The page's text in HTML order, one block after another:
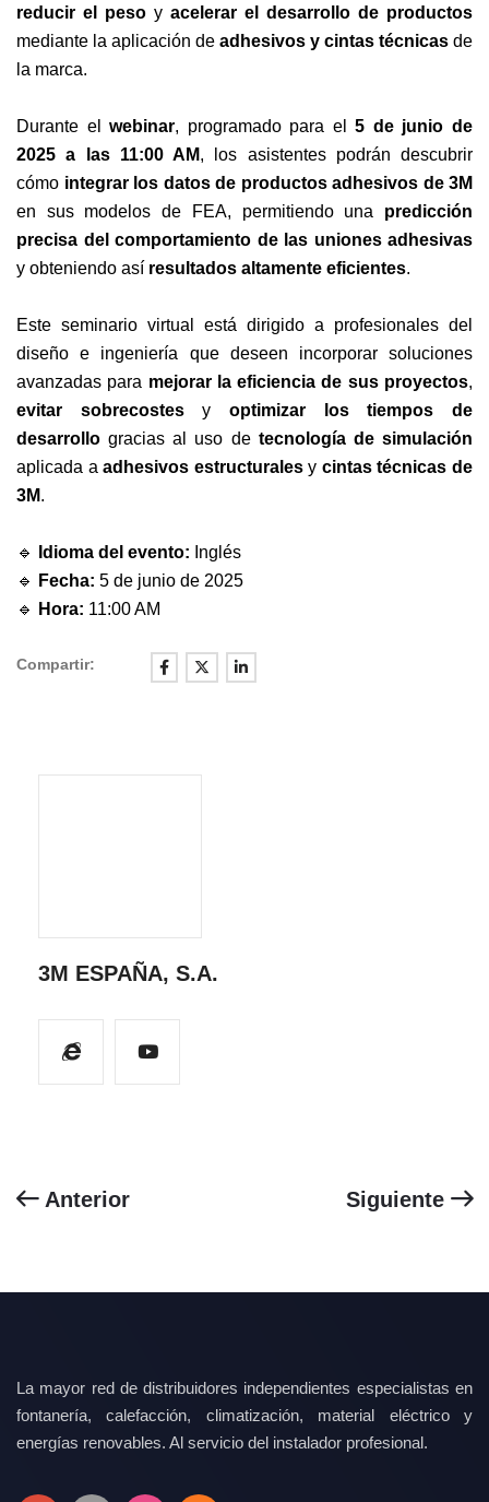
reducir el peso y acelerar el desarrollo de productos
mediante la aplicación de adhesivos y cintas técnicas de
la marca.
Durante elwebinar, programado para el5 de junio de
2025 a las 11:00 AM, los asistentes podrán descubrir
cómo integrar los datos de productos adhesivos de 3M
en sus modelos de FEA, permitiendo una predicción
precisa del comportamiento de las uniones adhesivas
y obteniendo así resultados altamente eficientes.
Este seminario virtual está dirigido a profesionales del
diseño e ingeniería que deseen incorporar soluciones
avanzadas para mejorar la eficiencia de sus proyectos,
evitar sobrecostesyoptimizar los tiempos de
desarrollo gracias al uso de tecnología de simulación
aplicada aadhesivos estructuralesy cintas técnicas de
3M.
🔹 Idioma del evento: Inglés
🔹
Fecha: 5 de junio de 2025
🔹
Hora: 11:00 AM
Compartir:
3M ESPAÑA, S.A.
Anterior Siguiente
La mayor red de distribuidores independientes especialistas en
fontanería, calefacción, climatización, material eléctrico y
energías renovables. Al servicio del instalador profesional.